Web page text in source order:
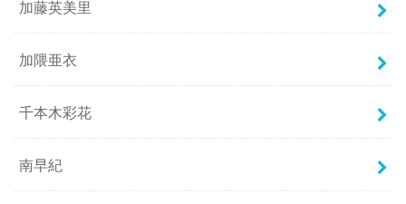
加藤英美里
加隈亜衣
千本木彩花
南早紀